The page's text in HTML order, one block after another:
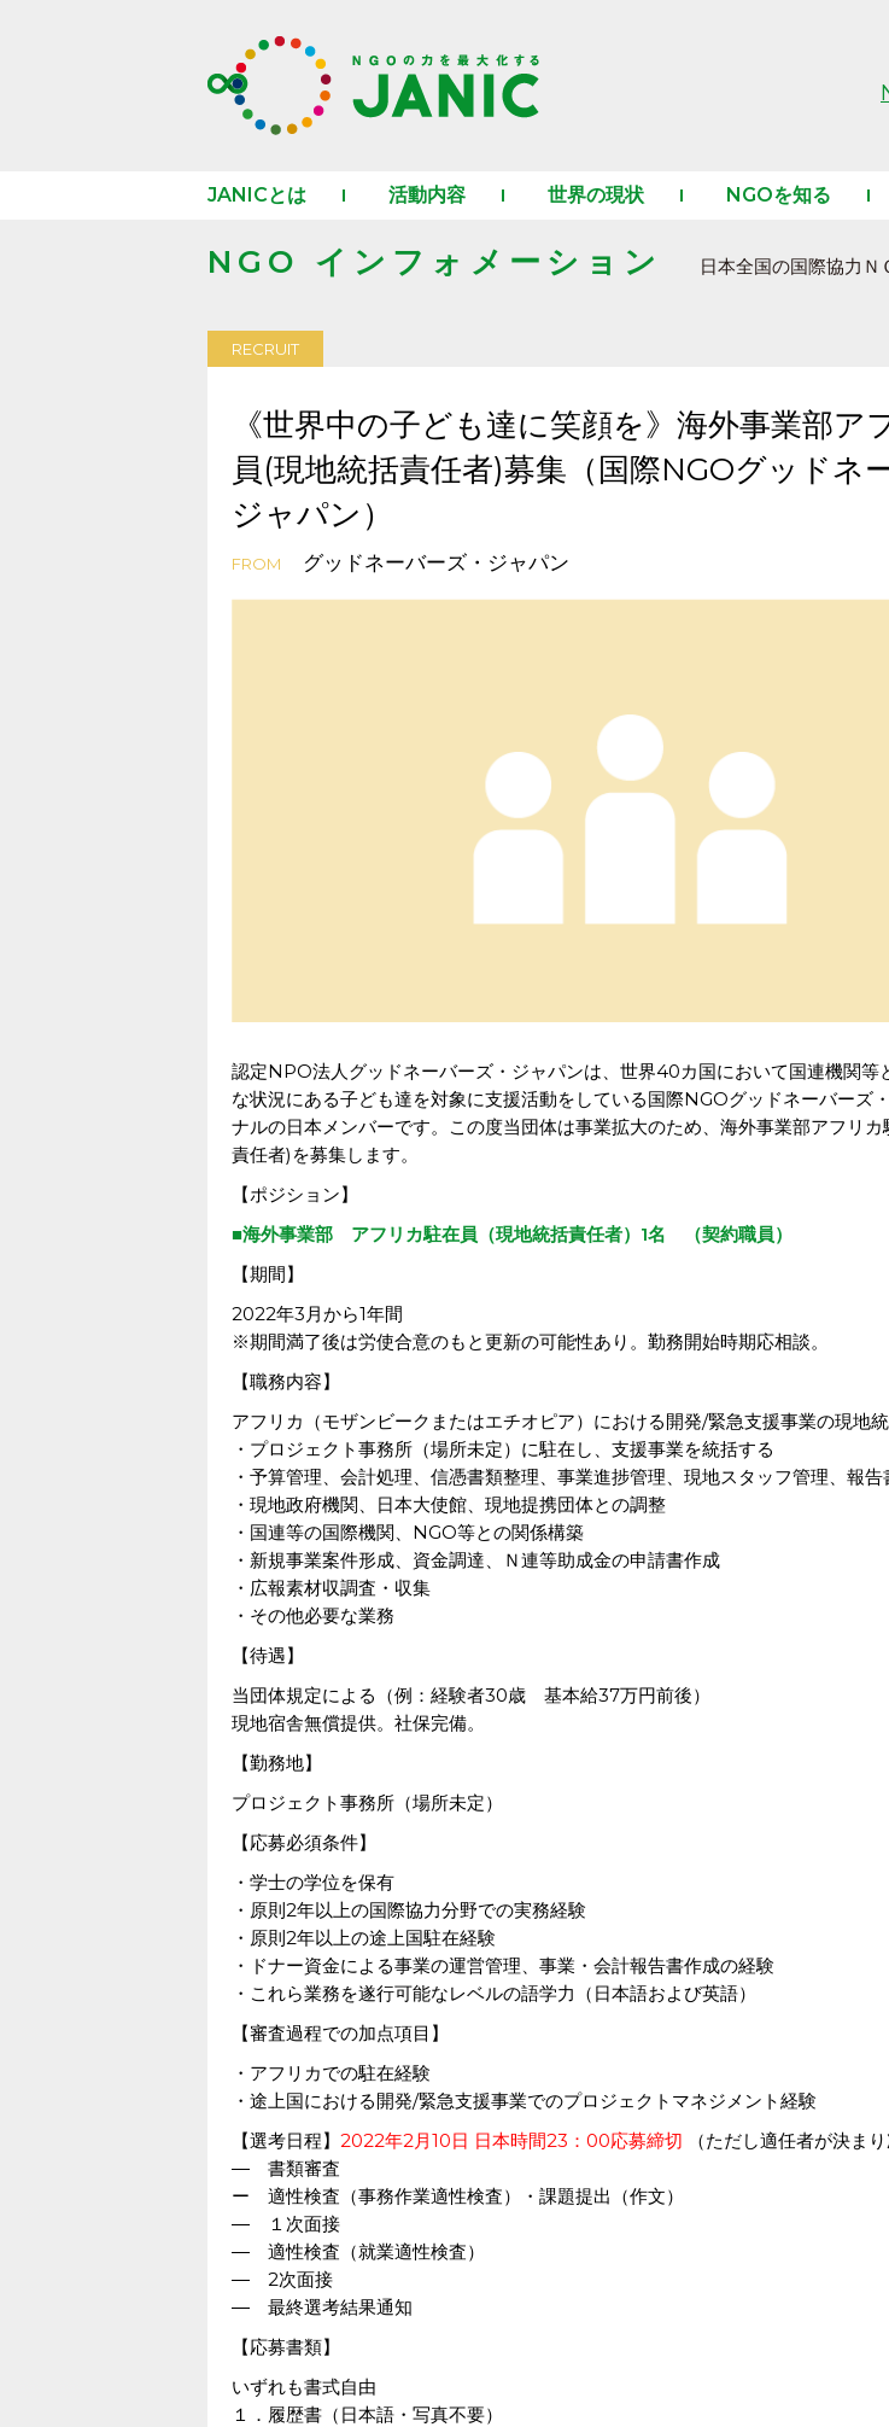
JANICとは 活動内容 世界の現状 NGOを知る
NGO インフォメーション 日本全国の国際協力Ｎ
RECRUIT
《世界中の子ども達に笑顔を》海外事業部ア
員(現地統括責任者)募集（国際NGOグッドネ
ジャパン）
FROM グッドネーバーズ・ジャパン
認定NPO法人グッドネーバーズ・ジャパンは、世界40カ国において国連機関等
な状況にある子ども達を対象に支援活動をしている国際NGOグッドネーバーズ
ナルの日本メンバーです。この度当団体は事業拡大のため、海外事業部アフリ
責任者)を募集します。
【ポジション】
■海外事業部 アフリカ駐在員（現地統括責任者）1名 （契約職員）
【期間】
2022年3月から1年間
※期間満了後は労使合意のもと更新の可能性あり。勤務開始時期応相談。
【職務内容】
アフリカ（モザンビークまたはエチオピア）における開発/緊急支援事業の現地
・プロジェクト事務所（場所未定）に駐在し、支援事業を統括する
・予算管理、会計処理、信憑書類整理、事業進捗管理、現地スタッフ管理、報告
・現地政府機関、日本大使館、現地提携団体との調整
・国連等の国際機関、NGO等との関係構築
・新規事業案件形成、資金調達、Ｎ連等助成金の申請書作成
・広報素材収調査・収集
・その他必要な業務
【待遇】
当団体規定による（例：経験者30歳 基本給37万円前後）
現地宿舎無償提供。社保完備。
【勤務地】
プロジェクト事務所（場所未定）
【応募必須条件】
・学士の学位を保有
・原則2年以上の国際協力分野での実務経験
・原則2年以上の途上国駐在経験
・ドナー資金による事業の運営管理、事業・会計報告書作成の経験
・これら業務を遂行可能なレベルの語学力（日本語および英語）
【審査過程での加点項目】
・アフリカでの駐在経験
・途上国における開発/緊急支援事業でのプロジェクトマネジメント経験
【選考日程】 2022年2月10日 日本時間23：00応募締切 （ただし適任者が決まり
― 書類審査
ー 適性検査（事務作業適性検査）・課題提出（作文）
― １次面接
― 適性検査（就業適性検査）
― 2次面接
― 最終選考結果通知
【応募書類】
いずれも書式自由
１．履歴書（日本語・写真不要）